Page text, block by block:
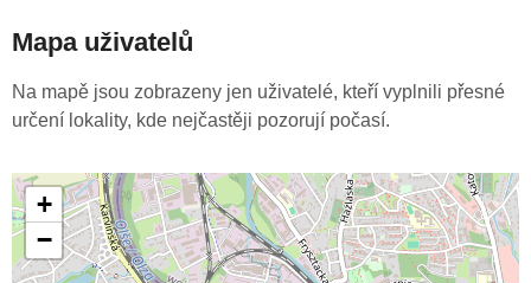
Mapa uživatelů
Na mapě jsou zobrazeny jen uživatelé, kteří vyplnili přesné
určení lokality, kde nejčastěji pozorují počasí.
+
−